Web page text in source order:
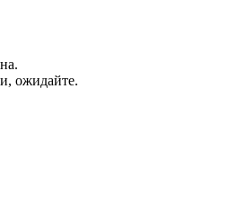
ожидайте.